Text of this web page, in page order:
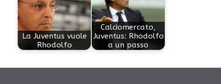
La Juventus vuole
Rhodolfo
Calciomercato,
Juventus: Rhodolfo
a un passo